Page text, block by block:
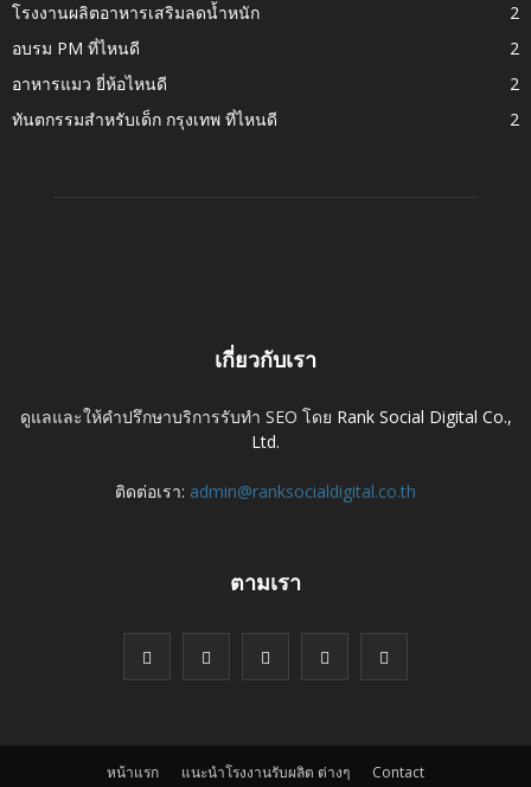
โรงงานผลิตอาหารเสริมลดน้ำหนัก
2
อบรม PM ที่ไหนดี
2
อาหารแมว ยี่ห้อไหนดี
2
ทันตกรรมสำหรับเด็ก กรุงเทพ ที่ไหนดี
2
เกี่ยวกับเรา
ดูแลและให้คำปรึกษาบริการรับทำ SEO โดย Rank Social Digital Co.,
Ltd.
ติดต่อเรา: admin@ranksocialdigital.co.th
ตามเรา
หน้าแรก แนะนำโรงงานรับผลิต ต่างๆ Contact